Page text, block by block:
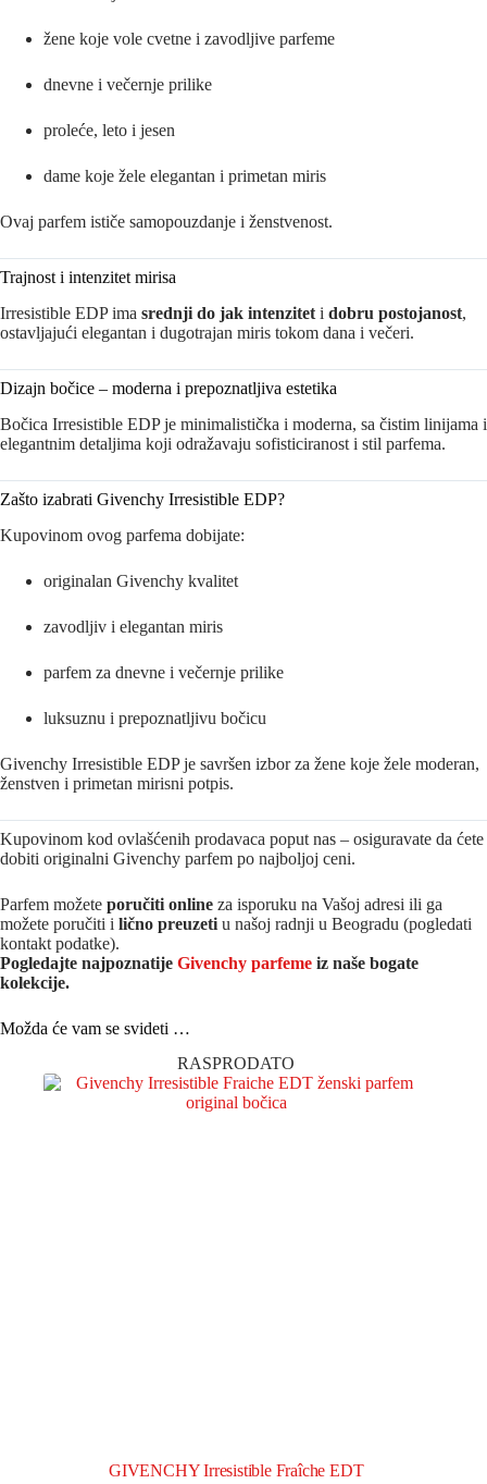
žene koje vole cvetne i zavodljive parfeme
dnevne i večernje prilike
proleće, leto i jesen
dame koje žele elegantan i primetan miris
Ovaj parfem ističe samopouzdanje i ženstvenost.
Trajnost i intenzitet mirisa
Irresistible EDP ima srednji do jak intenzitet i dobru postojanost,
ostavljajući elegantan i dugotrajan miris tokom dana i večeri.
Dizajn bočice – moderna i prepoznatljiva estetika
Bočica Irresistible EDP je minimalistička i moderna, sa čistim linijama i
elegantnim detaljima koji odražavaju sofisticiranost i stil parfema.
Zašto izabrati Givenchy Irresistible EDP?
Kupovinom ovog parfema dobijate:
originalan Givenchy kvalitet
zavodljiv i elegantan miris
parfem za dnevne i večernje prilike
luksuznu i prepoznatljivu bočicu
Givenchy Irresistible EDP je savršen izbor za žene koje žele moderan,
ženstven i primetan mirisni potpis.
Kupovinom kod ovlašćenih prodavaca poput nas – osiguravate da ćete
dobiti originalni Givenchy parfem po najboljoj ceni.
Parfem možete poručiti online za isporuku na Vašoj adresi ili ga
možete poručiti i lično preuzeti u našoj radnji u Beogradu (pogledati
kontakt podatke).
Pogledajte najpoznatije Givenchy parfeme iz naše bogate
kolekcije.
Možda će vam se svideti …
RASPRODATO
GIVENCHY Irresistible Fraîche EDT